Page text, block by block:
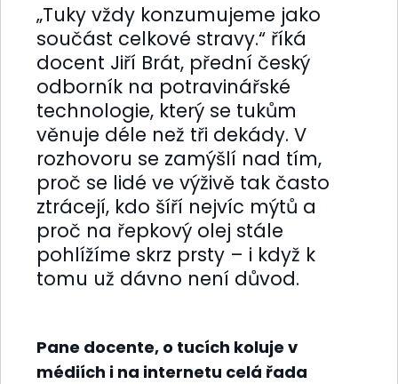
„Tuky vždy konzumujeme jako
součást celkové stravy.“ říká
docent Jiří Brát, přední český
odborník na potravinářské
technologie, který se tukům
věnuje déle než tři dekády. V
rozhovoru se zamýšlí nad tím,
proč se lidé ve výživě tak často
ztrácejí, kdo šíří nejvíc mýtů a
proč na řepkový olej stále
pohlížíme skrz prsty – i když k
tomu už dávno není důvod.
Pane docente, o tucích koluje v
médiích i na internetu celá řada